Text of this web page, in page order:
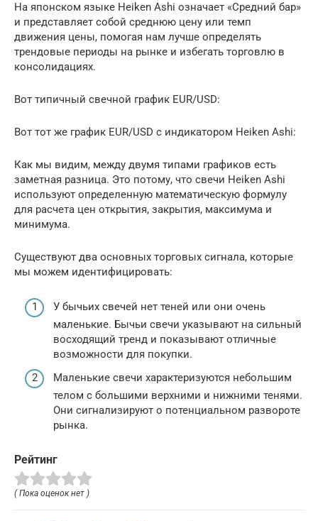
На японском языке Heiken Ashi означает «Средний бар»
и представляет собой среднюю цену или темп
движения цены, помогая нам лучше определять
трендовые периоды на рынке и избегать торговлю в
консолидациях.
Вот типичный свечной график EUR/USD:
Вот тот же график EUR/USD с индикатором Heiken Ashi:
Как мы видим, между двумя типами графиков есть
заметная разница. Это потому, что свечи Heiken Ashi
используют определенную математическую формулу
для расчета цен открытия, закрытия, максимума и
минимума.
Существуют два основных торговых сигнала, которые
мы можем идентифицировать:
У бычьих свечей нет теней или они очень
маленькие. Бычьи свечи указывают на сильный
восходящий тренд и показывают отличные
возможности для покупки.
Маленькие свечи характеризуются небольшим
телом с большими верхними и нижними тенями.
Они сигнализируют о потенциальном развороте
рынка.
Рейтинг
( Пока оценок нет )